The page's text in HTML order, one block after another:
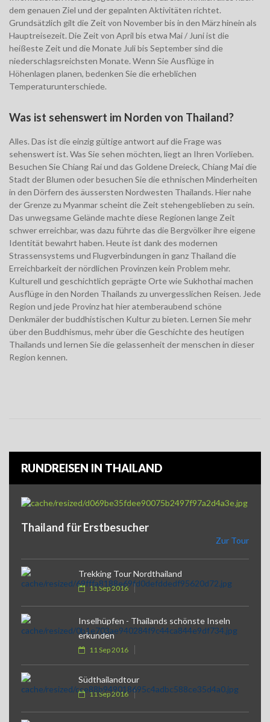
dem genauen Ziel und der gepalnten Aktivitäten richtet.
Grundsätzlich gilt die Zeit von November bis in den März hinein als
Hauptreisezeit. Die Zeit von April bis etwa Mai / Juni ist die
heißeste Zeit und die Monate Juli bis September sind die
niederschlagsreichsten Monate. Wenn Sie Ausflüge in
Höhenlagen planen, bedenken Sie die erheblichen
Temperaturunterschiede.
Was ist sehenswert im Norden von Thailand?
Alles. Das ist die einzig gültige antwort auf die Frage was
sehenswert ist. Was Sie sehen möchten, liegt an Ihren Vorlieben.
Besuchen Sie Chiang Rai und das Goldene Dreieck, Chiang Mai die
Stadt der Blumen oder besuchen Sie die ethnischen Minderheiten
in den Dörfern des äussersten Nordwesten Thailands. Hier nahe
der Grenze zu Myanmar scheint die Zeit stehengeblieben zu sein.
Das unwegsame Gelände machte diese Regionen lange Zeit
schwer erreichbar, was dazu führte das die Bergvölker ihre eigene
Identität bewahrt haben. Heute ist dank des modernen
Strassensystems und Flugverbindungen in ganz Thailand die
Erreichbarkeit der nördlichen Provinzen kein Problem mehr.
Kulturell und geschichtlich geprägte Orte wie Sukhothai machen
Ausflüge in den Norden Thailands zu unvergesslichen Reisen. Jede
Region und jede Provinz hat hier atemberaubend schöne
Denkmäler der buddhistischen Kultur zu bieten. Lernen Sie mehr
über den Buddhismus, mehr über die Geschichte des heutigen
Thailands und lernen Sie die gelassenheit der menschen in dieser
Region kennen.
RUNDREISEN IN THAILAND
Thailand für Erstbesucher
Zur Tour
Trekking Tour Nordthailand
11 Sep 2016
Inselhüpfen - Thailands schönste Inseln
erkunden
11 Sep 2016
Südthailandtour
11 Sep 2016